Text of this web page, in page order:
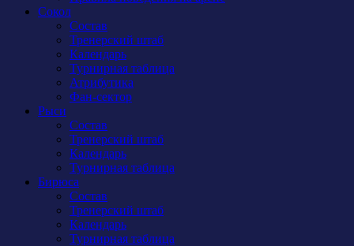
Сокол
Состав
Тренерский штаб
Календарь
Турнирная таблица
Атрибутика
Фан-сектор
Рыси
Состав
Тренерский штаб
Календарь
Турнирная таблица
Бирюса
Состав
Тренерский штаб
Календарь
Турнирная таблица